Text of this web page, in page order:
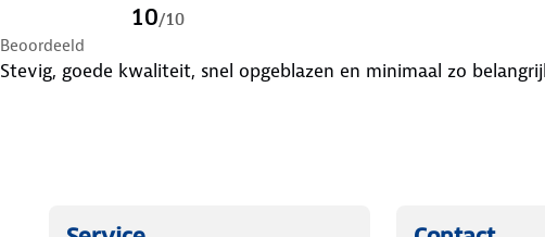
10/10
Beoordeeld